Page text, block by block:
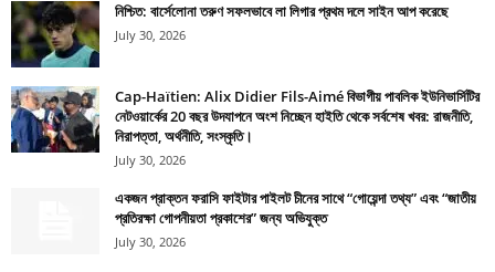
নিশ্চিত: বার্সেলোনা তরুণ সফলভাবে লা লিগার প্রথম দলে সাইন আপ করেছে
July 30, 2026
Cap-Haïtien: Alix Didier Fils-Aimé বিভাগীয় পাবলিক ইউনিভার্সিটির
নেটওয়ার্কের 20 বছর উদযাপনে অংশ নিচ্ছেন হাইতি থেকে সর্বশেষ খবর: রাজনীতি,
নিরাপত্তা, অর্থনীতি, সংস্কৃতি।
July 30, 2026
একজন প্রাক্তন ফরাসি ফাইটার পাইলট চীনের সাথে “গোয়েন্দা তথ্য” এবং “জাতীয়
প্রতিরক্ষা গোপনীয়তা প্রকাশের” জন্য অভিযুক্ত
July 30, 2026